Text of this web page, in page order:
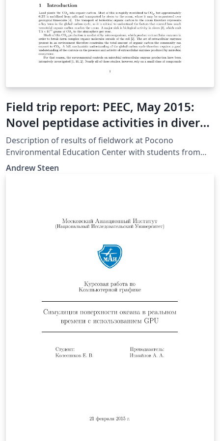
Field trip report: PEEC, May 2015:
Novel peptidase activities in diverse
freshwaters of the Pocono
Mountains, PA
Description of results of fieldwork at Pocono
Environmental Education Center with students from
Malcolm X Shabazz High School, May 2005.
Andrew Steen